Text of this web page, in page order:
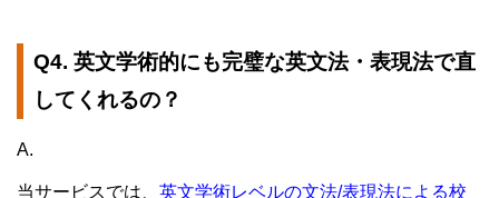
Q4. 英文学術的にも完璧な英文法・表現法で直
してくれるの？
A.
当サービスでは、 英文学術レベルの文法/表現法による校